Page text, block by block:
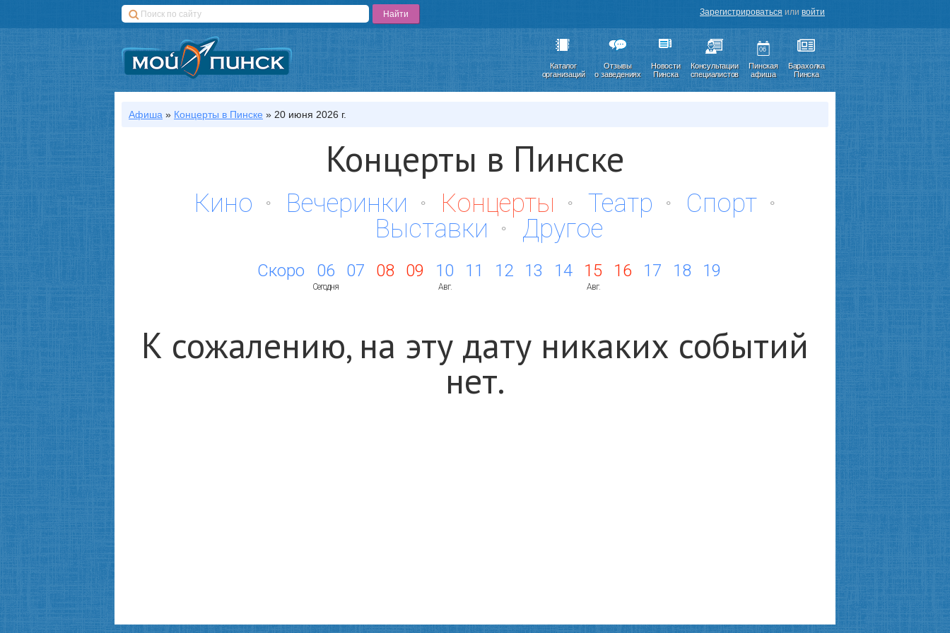
Зарегистрироваться или войти
Каталог
организаций
Отзывы
о заведениях
Новости
Пинска
Консультации
специалистов
06
Пинская
афиша
Барахолка
Пинска
Афиша » Концерты в Пинске » 20 июня 2026 г.
Концерты в Пинске
Кино Вечеринки Концерты Театр
Спорт
Выставки
Другое
Скоро 06
Сегодня
07 08 09 10
Авг.
11 12 13 14 15
Авг.
16 17 18 19
К сожалению, на эту дату никаких событий
нет.